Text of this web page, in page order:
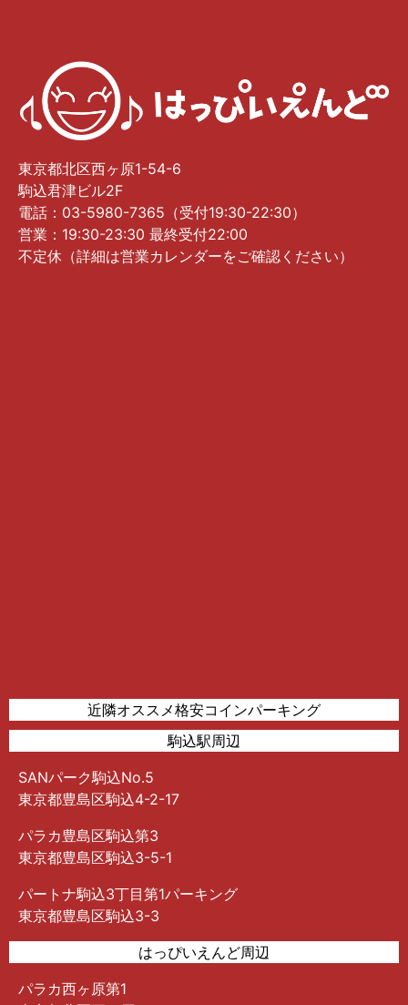
東京都北区西ヶ原1-54-6
駒込君津ビル2F
電話：03-5980-7365（受付19:30-22:30）
営業：19:30-23:30 最終受付22:00
不定休（詳細は営業カレンダーをご確認ください）
近隣オススメ格安コインパーキング
駒込駅周辺
SANパーク駒込No.5
東京都豊島区駒込4-2-17
パラカ豊島区駒込第3
東京都豊島区駒込3-5-1
パートナ駒込3丁目第1パーキング
東京都豊島区駒込3-3
はっぴいえんど周辺
パラカ西ヶ原第1